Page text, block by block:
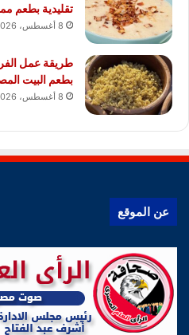
تقليدية بطعم
8 أغسطس، 2026
طريقة عمل
بطعم البيت
8 أغسطس، 2026
عن الموقع